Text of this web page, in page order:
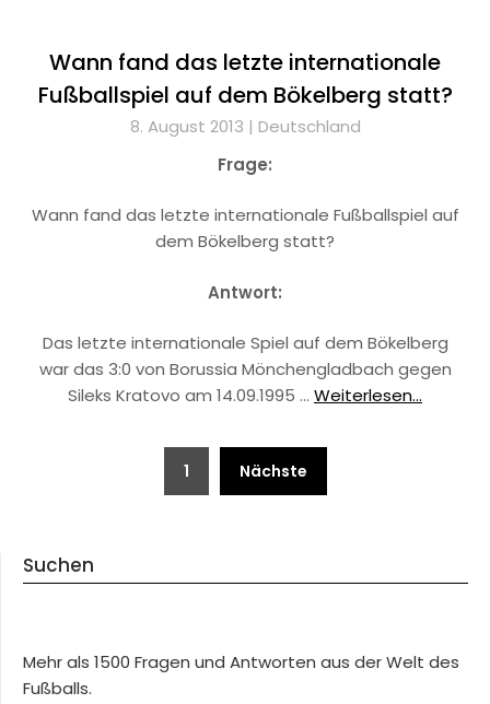
Wann fand das letzte internationale
Fußballspiel auf dem Bökelberg statt?
8. August 2013 | Deutschland
Frage:
Wann fand das letzte internationale Fußballspiel auf
dem Bökelberg statt?
Antwort:
Das letzte internationale Spiel auf dem Bökelberg
war das 3:0 von Borussia Mönchengladbach gegen
Sileks Kratovo am 14.09.1995 … Weiterlesen...
Beitragsnavigation
1 Nächste
Suchen
Mehr als 1500 Fragen und Antworten aus der Welt des
Fußballs.